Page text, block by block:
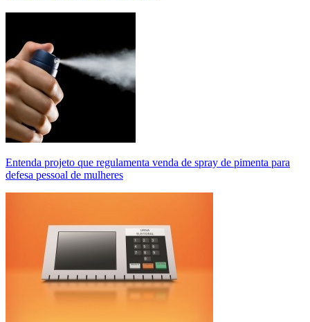
Entenda projeto que regulamenta venda de spray de pimenta para
defesa pessoal de mulheres